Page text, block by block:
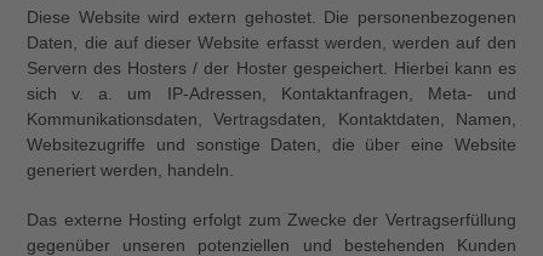
Diese Website wird extern gehostet. Die personenbezogenen
Daten, die auf dieser Website erfasst werden, werden auf den
Servern des Hosters / der Hoster gespeichert. Hierbei kann es
sich v. a. um IP-Adressen, Kontaktanfragen, Meta- und
Kommunikationsdaten, Vertragsdaten, Kontaktdaten, Namen,
Websitezugriffe und sonstige Daten, die über eine Website
generiert werden, handeln.
Das externe Hosting erfolgt zum Zwecke der Vertragserfüllung
gegenüber unseren potenziellen und bestehenden Kunden